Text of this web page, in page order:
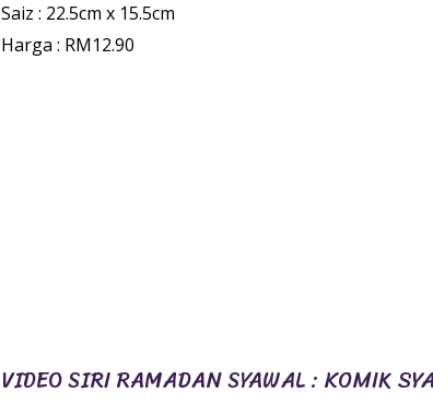
Saiz : 22.5cm x 15.5cm
Harga : RM12.90
VIDEO SIRI RAMADAN SYAWAL : KOMIK